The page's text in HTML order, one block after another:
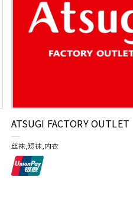
ATSUGI FACTORY OUTLET
丝袜,短袜,内衣